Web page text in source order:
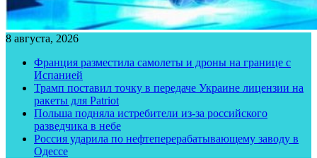
8 августа, 2026
Франция разместила самолеты и дроны на границе с
Испанией
Трамп поставил точку в передаче Украине лицензии на
ракеты для Patriot
Польша подняла истребители из-за российского
разведчика в небе
Россия ударила по нефтеперерабатывающему заводу в
Одессе